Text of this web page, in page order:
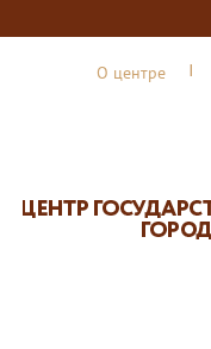
О центре